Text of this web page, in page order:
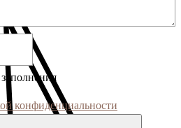
конфиденциальности